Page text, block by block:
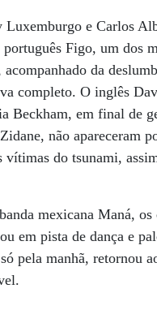
e Carlos
Figo, um dos
da
completo. O inglês
Beckham, em final de
não apareceram
do tsunami,
mexicana Maná, os
em pista de dança e
pela manhã, retornou